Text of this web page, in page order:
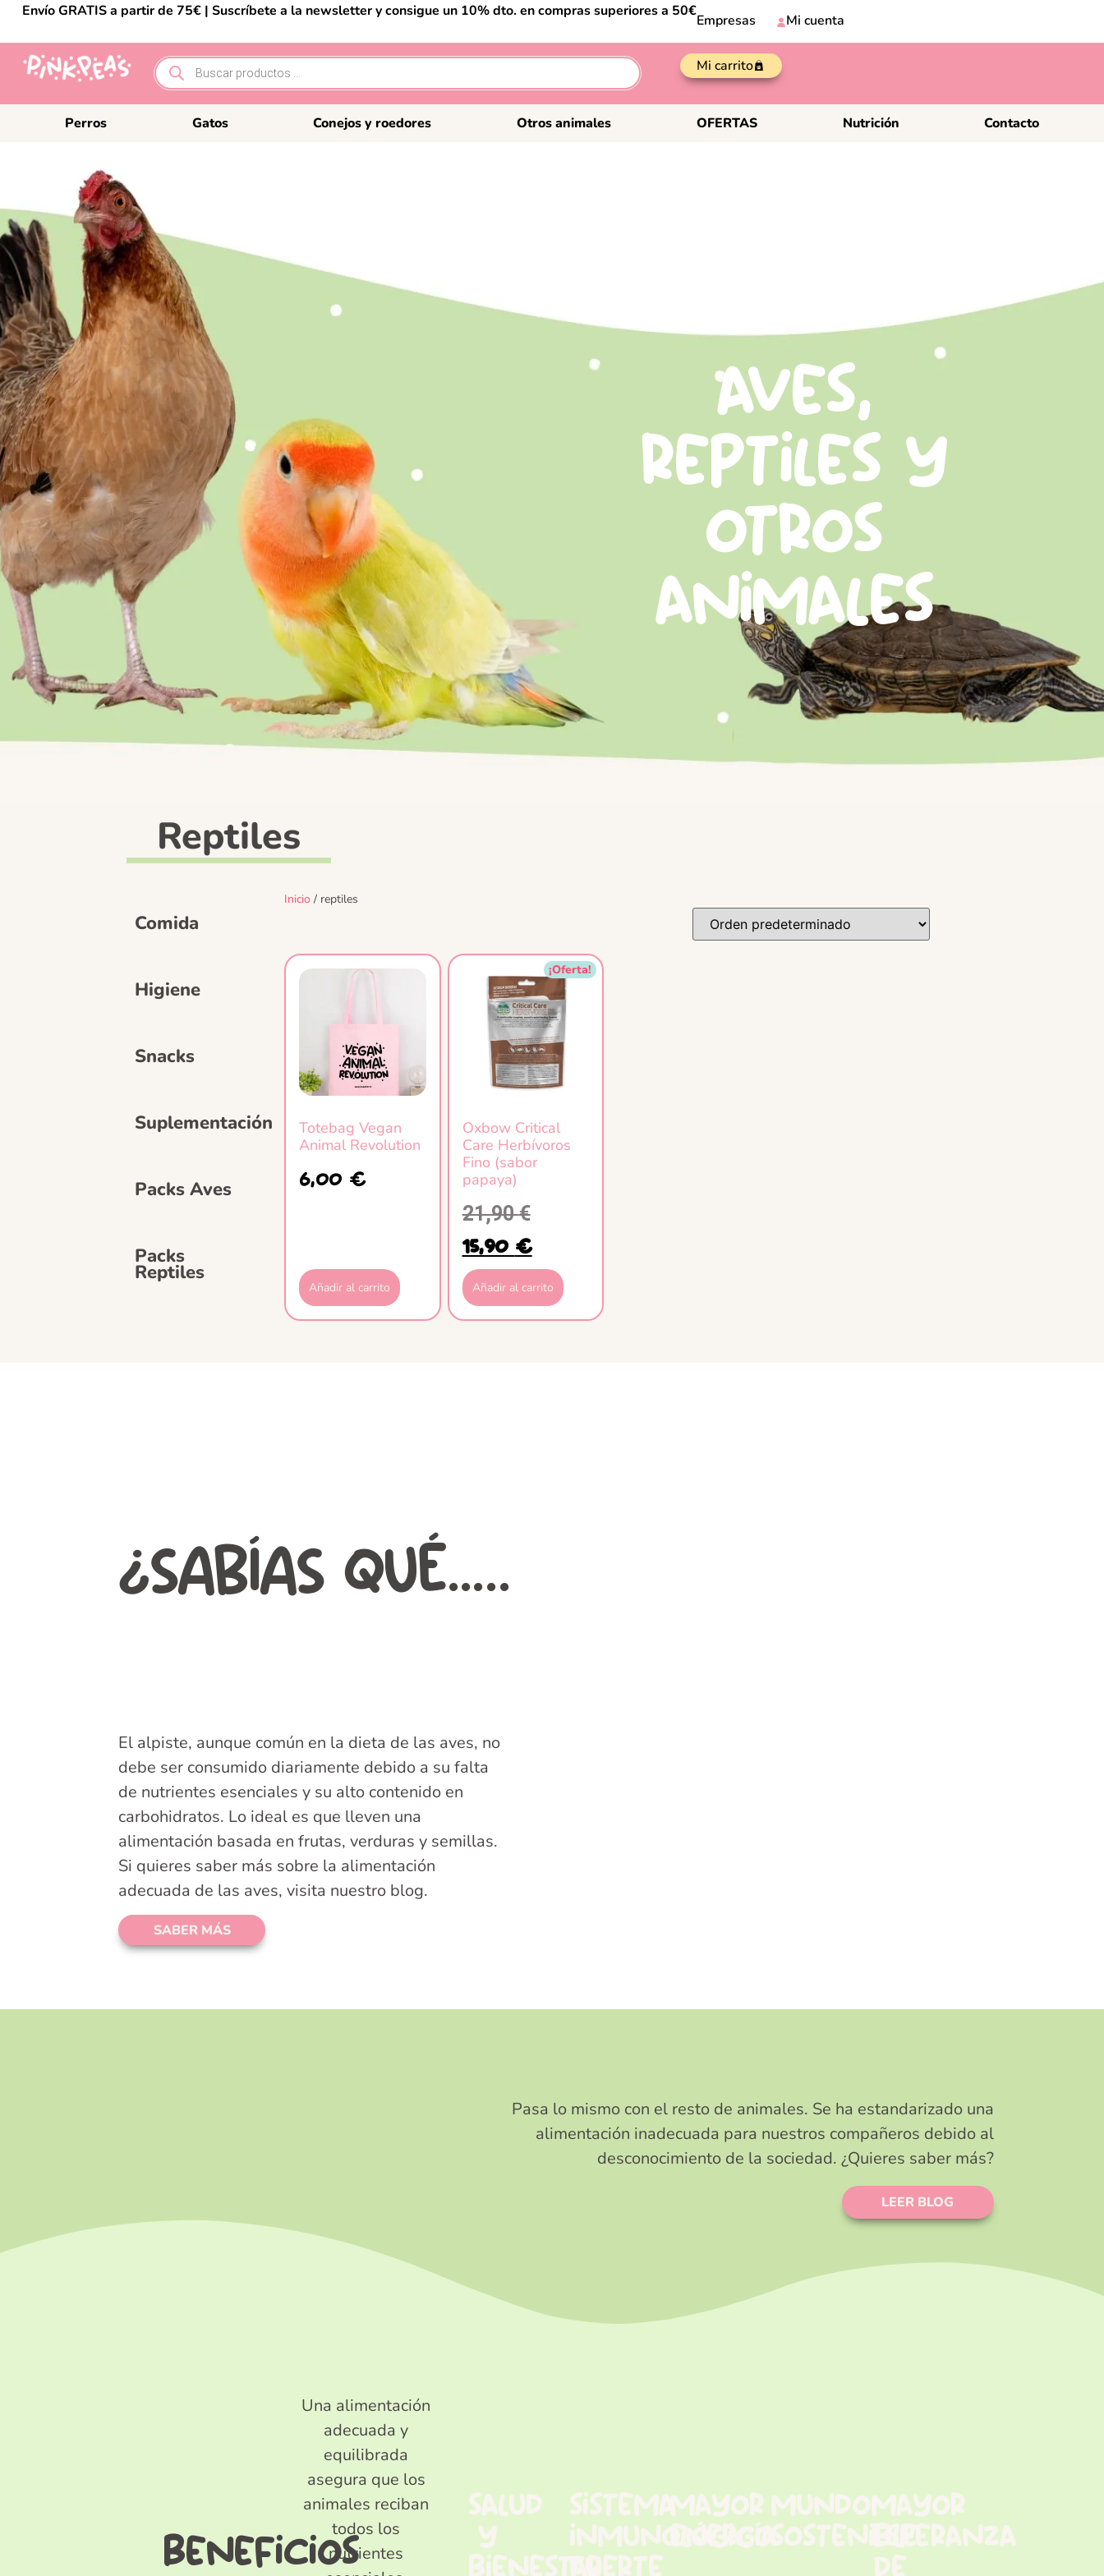
Envío GRATIS a partir de 75€ | Suscríbete a la newsletter y consigue un 10% dto. en compras superiores a 50€
Empresas Mi cuenta
Mi carrito
Perros Gatos Conejos y roedores Otros animales OFERTAS Nutrición Contacto
aves,
reptiles y
otros
animales
Reptiles
Comida
Higiene
Snacks
Suplementación
Packs Aves
Packs
Reptiles
Inicio / reptiles
Totebag Vegan
Animal Revolution
6,00 €
Añadir al carrito
¡Oferta!
Oxbow Critical
Care Herbívoros
Fino (sabor
papaya)
21,90€
15,90 €
Añadir al carrito
¿SABÍAS QUÉ…..
El alpiste, aunque común en la dieta de las aves, no
debe ser consumido diariamente debido a su falta
de nutrientes esenciales y su alto contenido en
carbohidratos. Lo ideal es que lleven una
alimentación basada en frutas, verduras y semillas.
Si quieres saber más sobre la alimentación
adecuada de las aves, visita nuestro blog.
SABER MÁS
Pasa lo mismo con el resto de animales. Se ha estandarizado una
alimentación inadecuada para nuestros compañeros debido al
desconocimiento de la sociedad. ¿Quieres saber más?
LEER BLOG
beneficios
Una alimentación
adecuada y
equilibrada
asegura que los
animales reciban
todos los
nutrientes
salud
y
bienestar
sistema
inmunológico
fuerte
mayor
energía
mundo
sostenible
mayor
esperanza
de